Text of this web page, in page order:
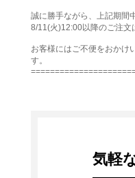
誠に勝手ながら、上記期間
8/11(火)12:00以降のご注文
お客様にはご不便をおかけ
す。
気軽